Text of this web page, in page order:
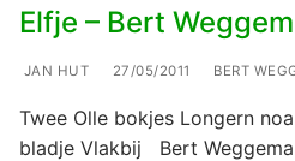
Elfje – Bert
JAN HUT 27/05/2011 BERT
Twee Olle bokjes Longern
bladje Vlakbij Bert